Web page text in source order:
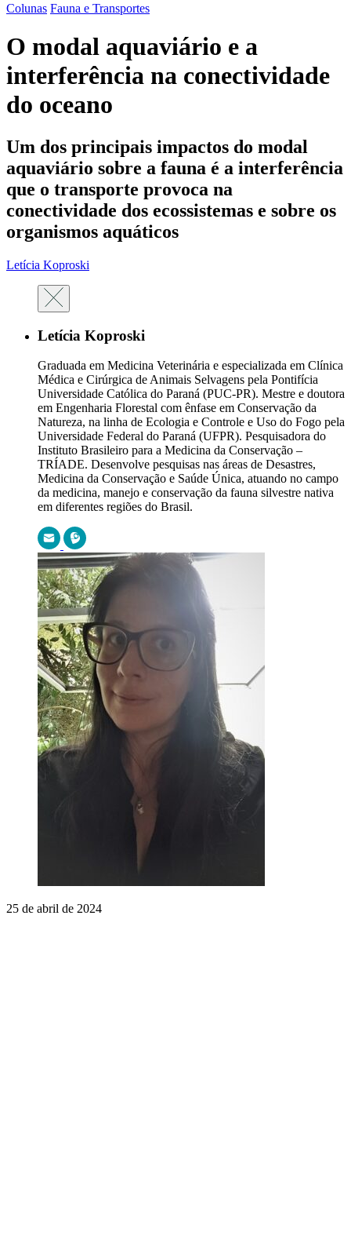
Colunas Fauna e Transportes
O modal aquaviário e a
interferência na conectividade
do oceano
Um dos principais impactos do modal
aquaviário sobre a fauna é a interferência
que o transporte provoca na
conectividade dos ecossistemas e sobre os
organismos aquáticos
Letícia Koproski
Letícia Koproski
Graduada em Medicina Veterinária e especializada em Clínica
Médica e Cirúrgica de Animais Selvagens pela Pontifícia
Universidade Católica do Paraná (PUC-PR). Mestre e doutora
em Engenharia Florestal com ênfase em Conservação da
Natureza, na linha de Ecologia e Controle e Uso do Fogo pela
Universidade Federal do Paraná (UFPR). Pesquisadora do
Instituto Brasileiro para a Medicina da Conservação –
TRÍADE. Desenvolve pesquisas nas áreas de Desastres,
Medicina da Conservação e Saúde Única, atuando no campo
da medicina, manejo e conservação da fauna silvestre nativa
em diferentes regiões do Brasil.
25 de abril de 2024